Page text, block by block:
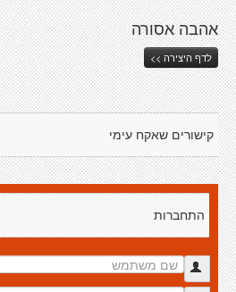
אהבה אסורה
לדף היצירה >>
קישורים שאקח עימי
התחברות